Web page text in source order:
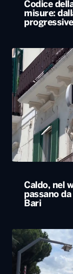
Codice
misure:
Caldo, nel
passano
Bari